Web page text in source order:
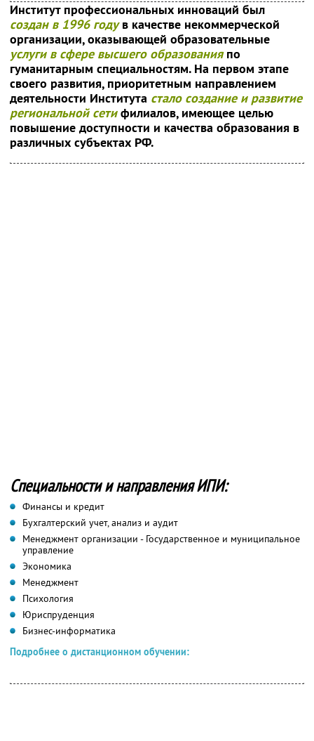
Институт профессиональных инноваций был
создан в 1996 годув качестве некоммерческой
организации, оказывающей образовательные
услуги в сфере высшего образованияпо
гуманитарным специальностям. На первом этапе
своего развития, приоритетным направлением
деятельности Института стало создание и развитие
региональной сетифилиалов, имеющее целью
повышение доступности и качества образования в
различных субъектах РФ.
Специальности и направления ИПИ:
Финансы и кредит
Бухгалтерский учет, анализ и аудит
Менеджмент организации - Государственное и муниципальное
управление
Экономика
Менеджмент
Психология
Юриспруденция
Бизнес-информатика
Подробнее о дистанционном обучении: